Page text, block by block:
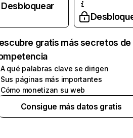
Desbloquear
gratis más secretos de
A qué palabras clave se dirigen
Sus páginas más importantes
Cómo monetizan su web
Consigue más datos gratis